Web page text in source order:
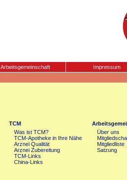
Arbeitsgemeinschaft
Impressum
TCM
Was ist TCM?
TCM-Apotheke in Ihre Nähe
Arznei Qualität
Arznei Zubereitung
TCM-Links
China-Links
Über uns
Mitgliedliste
Satzung